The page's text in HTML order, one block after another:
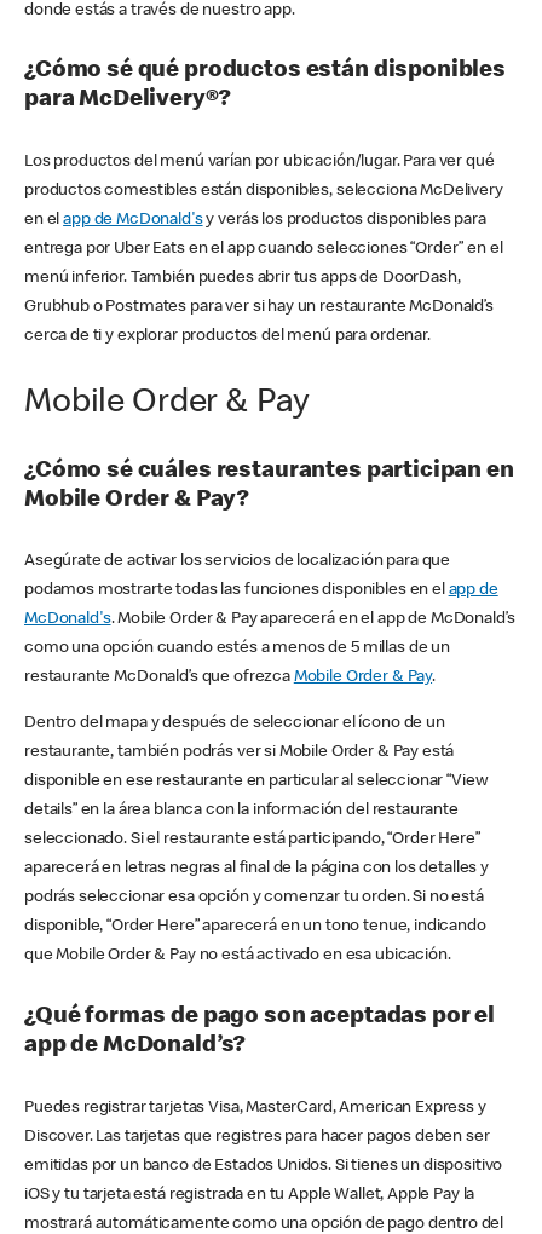
donde estás a través de nuestro app.
¿Cómo sé qué productos están disponibles
para McDelivery®?
Los productos del menú varían por ubicación/lugar. Para ver qué
productos comestibles están disponibles, selecciona McDelivery
en elapp de McDonald'sy verás los productos disponibles para
entrega por Uber Eats en el app cuando selecciones “Order” en el
menú inferior. También puedes abrir tus apps de DoorDash,
Grubhub o Postmates para ver si hay un restaurante McDonald’s
cerca de ti y explorar productos del menú para ordenar.
Mobile Order & Pay
¿Cómo sé cuáles restaurantes participan en
Mobile Order & Pay?
Asegúrate de activar los servicios de localización para que
podamos mostrarte todas las funciones disponibles en el app de
McDonald's. Mobile Order & Pay aparecerá en el app de McDonald’s
como una opción cuando estés a menos de 5 millas de un
restaurante McDonald’s que ofrezca Mobile Order & Pay.
Dentro del mapa y después de seleccionar el ícono de un
restaurante, también podrás ver si Mobile Order & Pay está
disponible en ese restaurante en particular al seleccionar “View
details” en la área blanca con la información del restaurante
seleccionado. Si el restaurante está participando, “Order Here”
aparecerá en letras negras al final de la página con los detalles y
podrás seleccionar esa opción y comenzar tu orden. Si no está
disponible, “Order Here” aparecerá en un tono tenue, indicando
que Mobile Order & Pay no está activado en esa ubicación.
¿Qué formas de pago son aceptadas por el
app de McDonald’s?
Puedes registrar tarjetas Visa, MasterCard, American Express y
Discover. Las tarjetas que registres para hacer pagos deben ser
emitidas por un banco de Estados Unidos. Si tienes un dispositivo
iOS y tu tarjeta está registrada en tu Apple Wallet, Apple Pay la
mostrará automáticamente como una opción de pago dentro del